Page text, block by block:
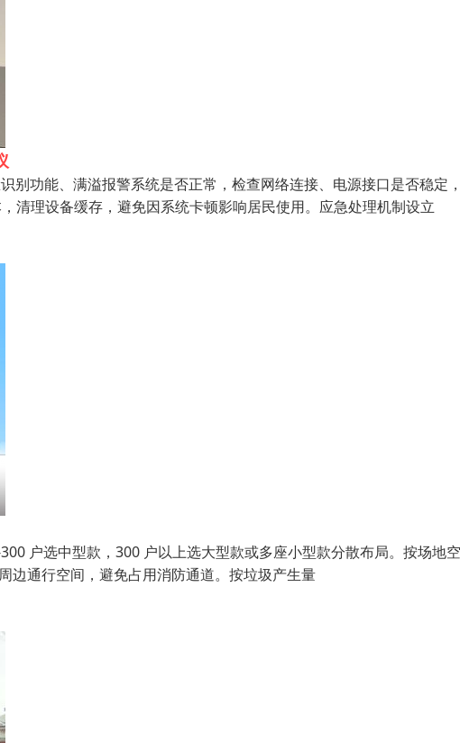
别功能、满溢报警系统是否正常，检查网络连接、电源接口是否稳定
清理设备缓存，避免因系统卡顿影响居民使用。应急处理机制设立
户选中型款，300 户以上选大型款或多座小型款分散布局。按场地
边通行空间，避免占用消防通道。按垃圾产生量